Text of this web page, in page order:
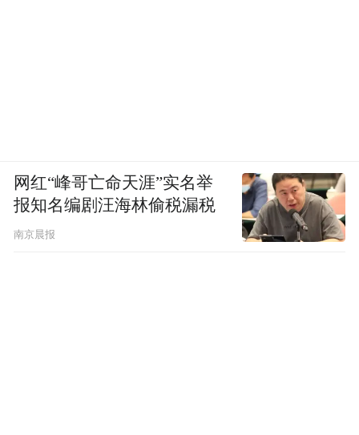
网红“峰哥亡命天涯”实名举
报知名编剧汪海林偷税漏税
南京晨报